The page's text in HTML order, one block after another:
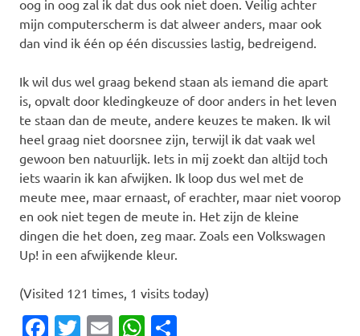
oog in oog zal ik dat dus ook niet doen. Veilig achter
mijn computerscherm is dat alweer anders, maar ook
dan vind ik één op één discussies lastig, bedreigend.
Ik wil dus wel graag bekend staan als iemand die apart
is, opvalt door kledingkeuze of door anders in het leven
te staan dan de meute, andere keuzes te maken. Ik wil
heel graag niet doorsnee zijn, terwijl ik dat vaak wel
gewoon ben natuurlijk. Iets in mij zoekt dan altijd toch
iets waarin ik kan afwijken. Ik loop dus wel met de
meute mee, maar ernaast, of erachter, maar niet voorop
en ook niet tegen de meute in. Het zijn de kleine
dingen die het doen, zeg maar. Zoals een Volkswagen
Up! in een afwijkende kleur.
(Visited 121 times, 1 visits today)
Facebook
Twitter
EmailWhatsApp